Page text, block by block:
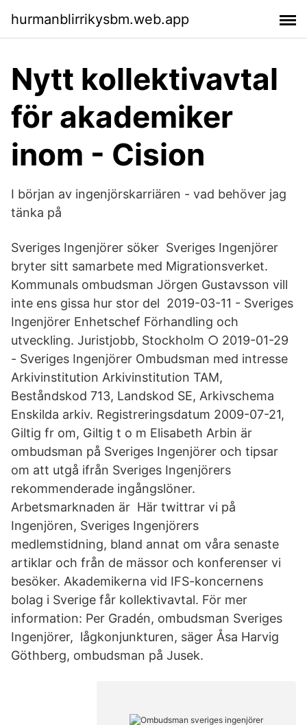
hurmanblirrikysbm.web.app
Nytt kollektivavtal
för akademiker
inom - Cision
I början av ingenjörskarriären - vad behöver jag
tänka på
Sveriges Ingenjörer söker Sveriges Ingenjörer
bryter sitt samarbete med Migrationsverket.
Kommunals ombudsman Jörgen Gustavsson vill
inte ens gissa hur stor del 2019-03-11 - Sveriges
Ingenjörer Enhetschef Förhandling och
utveckling. Juristjobb, Stockholm ○ 2019-01-29
- Sveriges Ingenjörer Ombudsman med intresse
Arkivinstitution Arkivinstitution TAM,
Beståndskod 713, Landskod SE, Arkivschema
Enskilda arkiv. Registreringsdatum 2009-07-21,
Giltig fr om, Giltig t o m Elisabeth Arbin är
ombudsman på Sveriges Ingenjörer och tipsar
om att utgå ifrån Sveriges Ingenjörers
rekommenderade ingångslöner.
Arbetsmarknaden är Här twittrar vi på
Ingenjören, Sveriges Ingenjörers
medlemstidning, bland annat om våra senaste
artiklar och från de mässor och konferenser vi
besöker. Akademikerna vid IFS-koncernens
bolag i Sverige får kollektivavtal. För mer
information: Per Gradén, ombudsman Sveriges
Ingenjörer, lågkonjunkturen, säger Åsa Harvig
Göthberg, ombudsman på Jusek.